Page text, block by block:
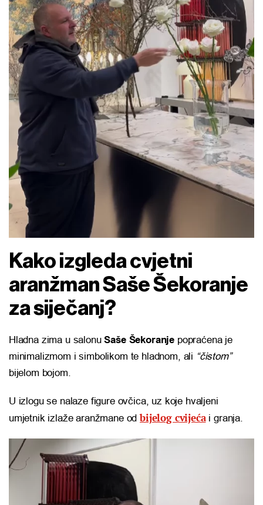
Kako izgleda cvjetni
aranžman Saše Šekoranje
za siječanj?
Hladna zima u salonuSaše Šekoranje popraćena je
minimalizmom i simbolikom te hladnom, ali “čistom”
bijelom bojom.
U izlogu se nalaze figure ovčica, uz koje hvaljeni
umjetnik izlaže aranžmane odbijelog cvijećai granja.